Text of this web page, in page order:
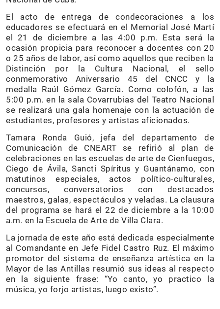
El acto de entrega de condecoraciones a los
educadores se efectuará en el Memorial José Martí
el 21 de diciembre a las 4:00 p.m. Esta será la
ocasión propicia para reconocer a docentes con 20
o 25 años de labor, así como aquellos que reciben la
Distinción por la Cultura Nacional, el sello
conmemorativo Aniversario 45 del CNCC y la
medalla Raúl Gómez García. Como colofón, a las
5:00 p.m. en la sala Covarrubias del Teatro Nacional
se realizará una gala homenaje con la actuación de
estudiantes, profesores y artistas aficionados.
Tamara Ronda Guió, jefa del departamento de
Comunicación de CNEART se refirió al plan de
celebraciones en las escuelas de arte de Cienfuegos,
Ciego de Ávila, Sancti Spíritus y Guantánamo, con
matutinos especiales, actos político-culturales,
concursos, conversatorios con destacados
maestros, galas, espectáculos y veladas. La clausura
del programa se hará el 22 de diciembre a la 10:00
a.m. en la Escuela de Arte de Villa Clara.
La jornada de este año está dedicada especialmente
al Comandante en Jefe Fidel Castro Ruz. El máximo
promotor del sistema de enseñanza artística en la
Mayor de las Antillas resumió sus ideas al respecto
en la siguiente frase: “Yo canto, yo practico la
música, yo forjo artistas, luego existo”.